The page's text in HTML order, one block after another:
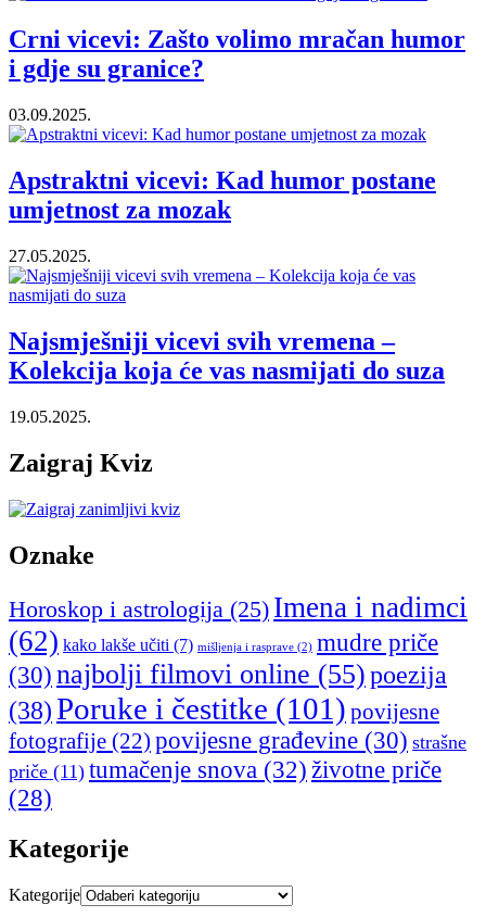
Crni vicevi: Zašto volimo mračan humor
i gdje su granice?
03.09.2025.
Apstraktni vicevi: Kad humor postane
umjetnost za mozak
27.05.2025.
Najsmješniji vicevi svih vremena –
Kolekcija koja će vas nasmijati do suza
19.05.2025.
Zaigraj Kviz
Oznake
Horoskop i astrologija (25) Imena i nadimci
(62) kako lakše učiti (7) mišljenja i rasprave (2) mudre priče
(30) najbolji filmovi online (55)poezija
(38)Poruke i čestitke (101) povijesne
fotografije (22) povijesne građevine (30) strašne
priče (11) tumačenje snova (32) životne priče
(28)
Kategorije
Kategorije